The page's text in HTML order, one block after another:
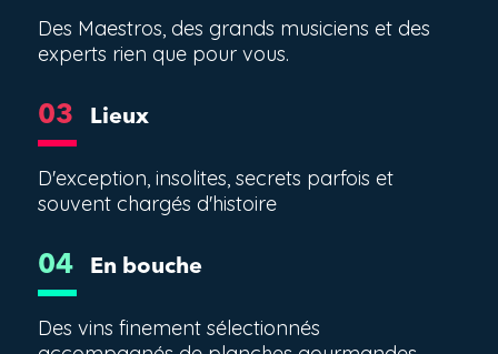
Des Maestros, des grands musiciens et des
experts rien que pour vous.
03 Lieux
D'exception, insolites, secrets parfois et
souvent chargés d'histoire
04En bouche
Des vins finement sélectionnés